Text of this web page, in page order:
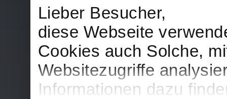
Lieber Besucher,
diese Webseite
Cookies auch Solche,
Websitezugriffe
Informationen dazu